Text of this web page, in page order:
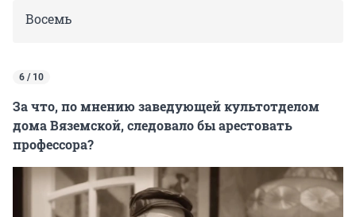
Восемь
6 / 10
За что, по мнению заведующей культотделом
дома Вяземской, следовало бы арестовать
профессора?